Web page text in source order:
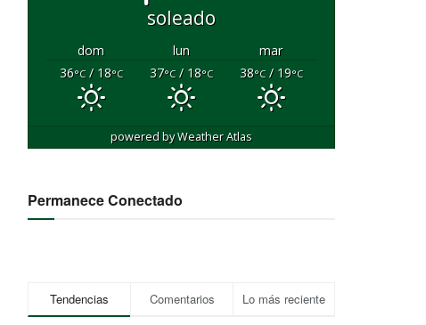
soleado
dom lun
mar
36°C/ 18°C 37°C/ 18°C 38°C/ 19°C
powered byWeather Atlas
Permanece Conectado
Tendencias Comentarios Lo más reciente